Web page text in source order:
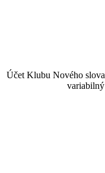
Účet Klubu Nového